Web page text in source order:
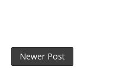
Newer Post